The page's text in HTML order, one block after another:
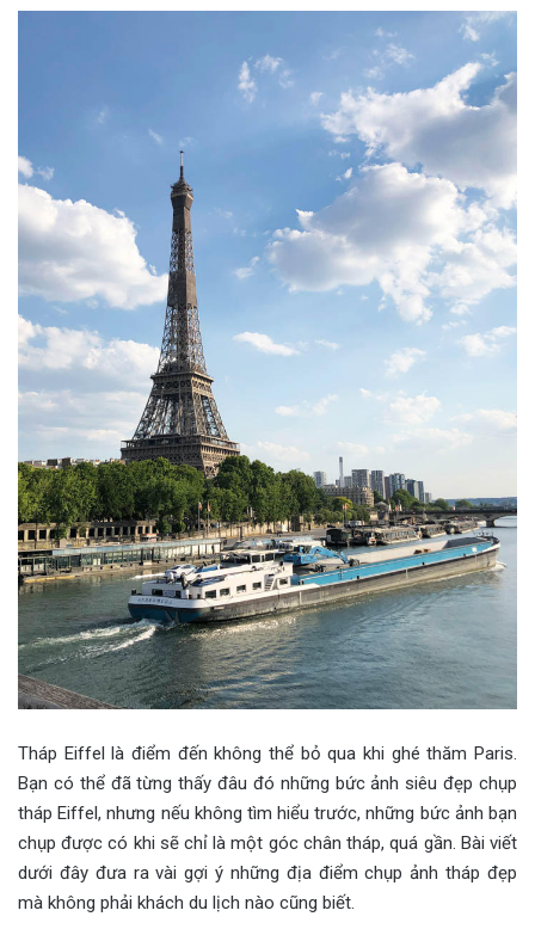
Tháp Eiffel là điểm đến không thể bỏ qua khi ghé thăm Paris.
Bạn có thể đã từng thấy đâu đó những bức ảnh siêu đẹp chụp
tháp Eiffel, nhưng nếu không tìm hiểu trước, những bức ảnh bạn
chụp được có khi sẽ chỉ là một góc chân tháp, quá gần. Bài viết
dưới đây đưa ra vài gợi ý những địa điểm chụp ảnh tháp đẹp
mà không phải khách du lịch nào cũng biết.